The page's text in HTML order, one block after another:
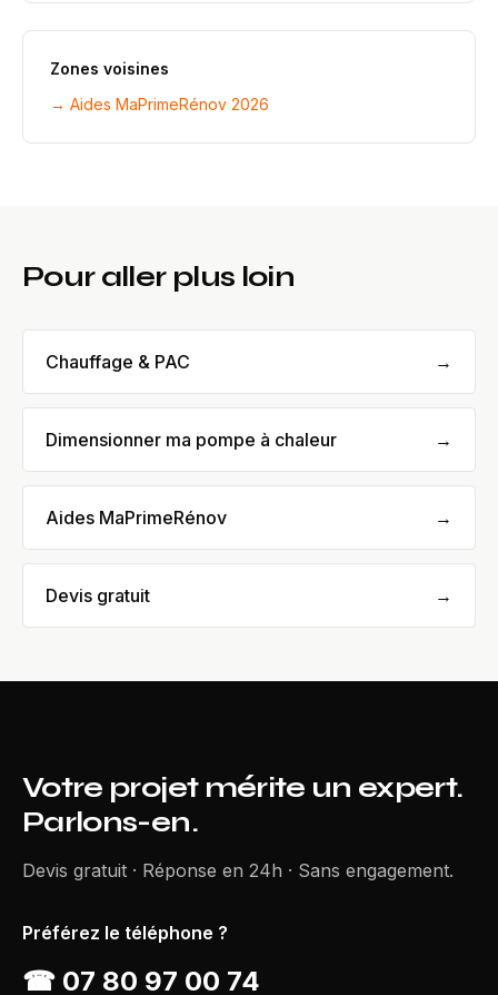
Zones voisines
→ Aides MaPrimeRénov 2026
Pour aller plus loin
Chauffage & PAC →
Dimensionner ma pompe à chaleur →
Aides MaPrimeRénov →
Devis gratuit →
Votre projet mérite un expert.
Parlons-en.
Devis gratuit · Réponse en 24h · Sans engagement.
Préférez le téléphone ?
☎ 07 80 97 00 74